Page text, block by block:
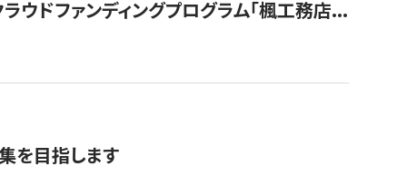
ドファンディングプログラム「楓工務店...
を目指します